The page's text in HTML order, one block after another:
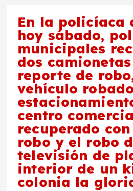
En la policíaca
hoy sábado,
municipales
dos
reporte de
vehículo
centro
recuperado
robo y el robo
televisión de
interior de un
colonia la